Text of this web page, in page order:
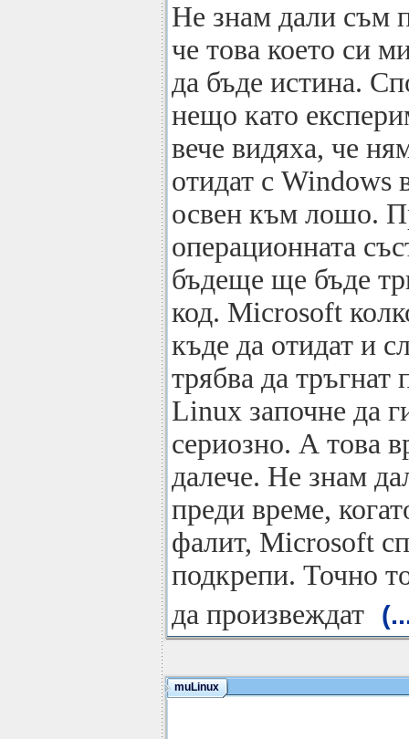
Не знам дали съм
че това което си
да бъде истина.
нещо като
вече видяха, че
отидат с Windows
освен към лошо.
операционната
бъдеще ще бъде
код. Microsoft
къде да отидат и
трябва да тръгнат
Linux започне да
сериозно. А това
далече. Не знам
преди време,
фалит, Microsoft
подкрепи. Точно
да произвеждат
muLinux